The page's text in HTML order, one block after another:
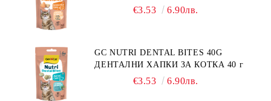
€3.53 6.90лв.
GC NUTRI DENTAL BITES 40G
ДЕНТАЛНИ ХАПКИ ЗА КОТКА 40 г
€3.53 6.90лв.